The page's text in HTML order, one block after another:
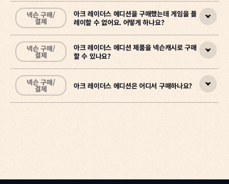
※ 에디션(패키지) 구매 시도 마찬가지로 넥슨캐시 결제는 지원되지 않
습니다.
1:1 문의
넥슨 플랫폼에서 구매하신 레이더 토큰은 게임 내'수신함'으로 발송됩
니다. (수신함은 로비 우측 상단에 위치합니다)
수신함에서 '구매 확정'을 누르면 상품을 수령하실 수 있으며, 구매 확
정 시 청약 철회가 불가능합니다.
※ 구매 확정 시 청약 철회가 불가능합니다.
※ 구매 후 7일이 경과하면 자동으로 구매 확정 처리되어 청약 철회 및
환불이 불가능합니다.
네, 구매일로부터 7일 이내이고 구매 확정 전이라면 직접 청약철회할
구매한 페이지에서 구매 확정 전이라면 청약철회 버튼을 클릭하면 되
며, 구매 시 사용한 결제 수단으로 환불됩니다.
※ 7일이 경과하면 자동으로 구매 확정되어 청약철회가 불가합니다.
[아크 레이더스 구매 페이지]
넥슨 구매/
결제
아크 레이더스 에디션을 구매했는데 게임을 플
레이할 수 없어요. 어떻게 하나요?
구매한 페이지에서 [구매 확정]버튼을 눌렀는지 먼저 확인해주세요.
1. 구매한 페이지에서 [구매 확정] 버튼을 클릭하세요.
2. 같은 페이지에서 에디션 제품의 쿠폰 번호를 확인하고 등록하세요.
넥슨 구매/
결제
아크 레이더스 에디션 제품을 넥슨캐시로 구매
할 수 있나요?
아니요, 넥슨캐시 결제는 지원하지 않습니다.
넥슨 구매/
결제 아크 레이더스 에디션은 어디서 구매하나요?